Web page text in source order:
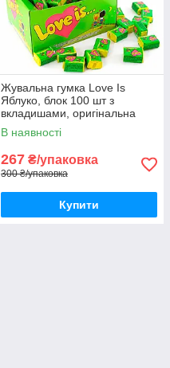
Жувальна гумка Love Is
Яблуко, блок 100 шт з
вкладишами, оригінальна
турецька жуйка Лав Із на
подарунок
В наявності
267 ₴/упаковка
300 ₴/упаковка
Купити